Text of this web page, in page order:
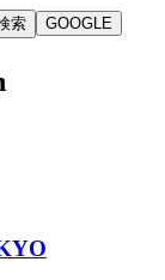
索
GOOGLE